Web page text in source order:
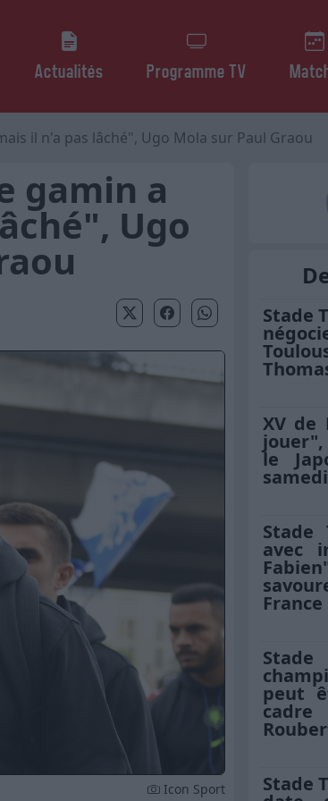
Actualités Programme TV
il n'a pas lâché", Ugo Mola sur Paul Graou
gamin a
Ugo
Icon Sport
Stade
XV de
jouer",
le
samedi
Stade
avec
France
peut
cadre
Stade